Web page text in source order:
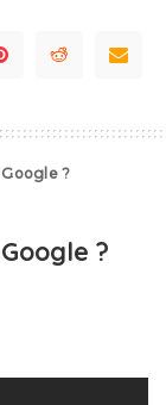
?
?